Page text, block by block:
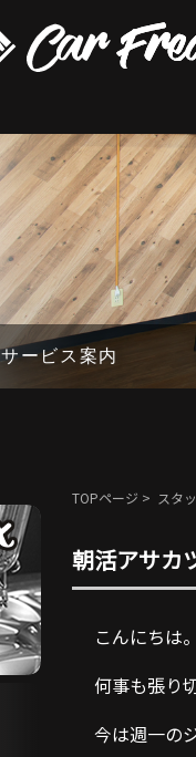
サービス案内
TOPページ > スタ
朝活アサカ
こんにちは。
何事も張り
今は週一の